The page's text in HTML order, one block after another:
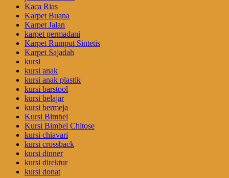
Kaca Rias
Karpet Buana
Karpet Jalan
karpet permadani
Karpet Rumput Sintetis
Karpet Sajadah
kursi
kursi anak
kursi anak plastik
kursi barstool
kursi belajar
kursi bermeja
Kursi Bimbel
Kursi Bimbel Chitose
kursi chiavari
kursi crossback
kursi dinner
kursi direktur
kursi donat